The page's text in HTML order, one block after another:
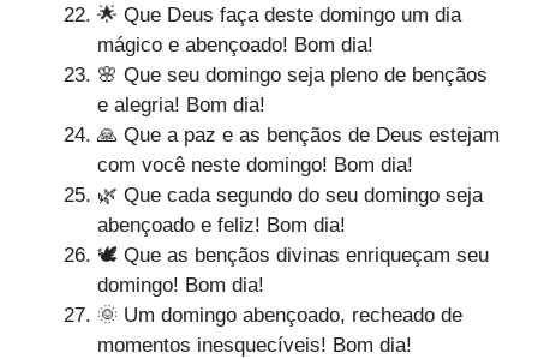
🌟 Que Deus faça deste domingo um dia
mágico e abençoado! Bom dia!
🌸 Que seu domingo seja pleno de bençãos
e alegria! Bom dia!
🙏 Que a paz e as bençãos de Deus estejam
com você neste domingo! Bom dia!
🌿 Que cada segundo do seu domingo seja
abençoado e feliz! Bom dia!
🕊️ Que as bençãos divinas enriqueçam seu
domingo! Bom dia!
🌞 Um domingo abençoado, recheado de
momentos inesquecíveis! Bom dia!